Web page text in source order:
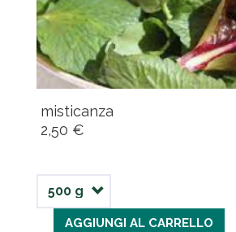
misticanza
2,50 €
AGGIUNGI AL CARRELLO